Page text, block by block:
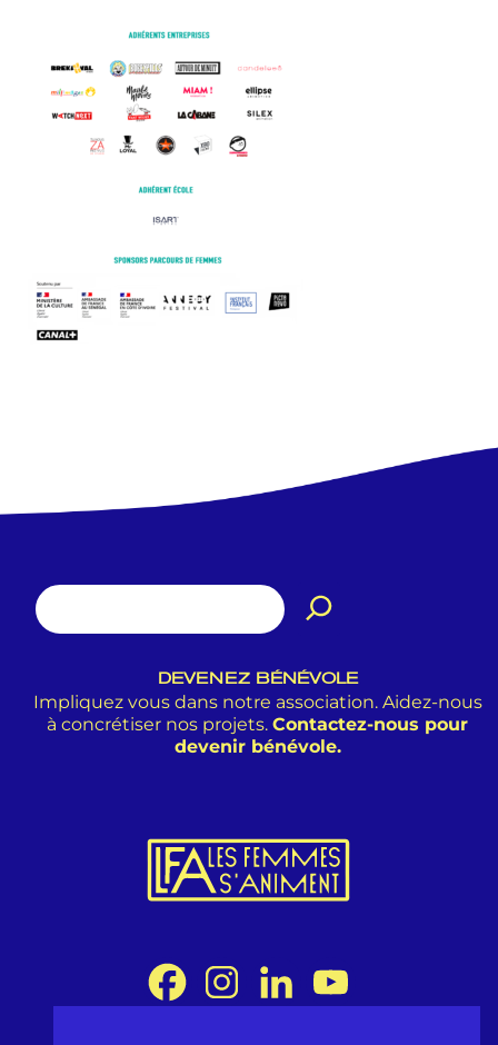
DEVENEZ BÉNÉVOLE
Impliquez vous dans notre association. Aidez-nous
à concrétiser nos projets. Contactez-nous pour
devenir bénévole.